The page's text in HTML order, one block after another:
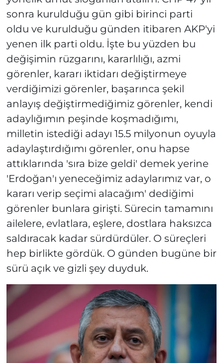
sonra kurulduğu gün gibi birinci parti
oldu ve kurulduğu günden itibaren AKP'yi
yenen ilk parti oldu. İşte bu yüzden bu
değişimin rüzgarını, kararlılığı, azmi
görenler, kararı iktidarı değiştirmeye
verdiğimizi görenler, başarınca şekil
anlayış değiştirmediğimiz görenler, kendi
adaylığımın peşinde koşmadığımı,
milletin istediği adayı 15.5 milyonun oyuyla
adaylaştırdığımı görenler, onu hapse
attıklarında 'sıra bize geldi' demek yerine
'Erdoğan'ı yeneceğimiz adaylarımız var, o
kararı verip seçimi alacağım' dediğimi
görenler bunlara girişti. Sürecin tamamını
ailelere, evlatlara, eşlere, dostlara haksızca
saldıracak kadar sürdürdüler. O süreçleri
hep birlikte gördük. O günden bugüne bir
sürü açık ve gizli şey duyduk.